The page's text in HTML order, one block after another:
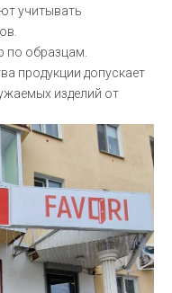
учитывать
по образцам.
продукции допускает
изделий от